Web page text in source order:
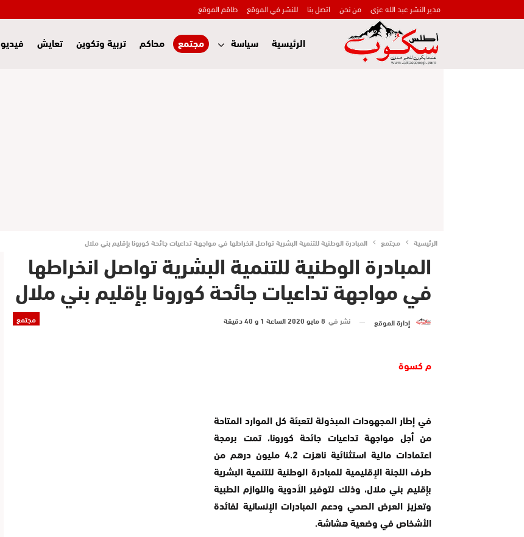
مدير النشر عبد الله عزي من نحن اتصل بنا للنشر في الموقع طاقم الموقع
الرئيسية سياسة مجتمع محاكم تربية وتكوين تعايش فيديو
الرئيسية مجتمع المبادرة الوطنية للتنمية البشرية تواصل انخراطها في مواجهة تداعيات جائحة كورونا بإقليم بني ملال
المبادرة الوطنية للتنمية البشرية تواصل انخراطها
في مواجهة تداعيات جائحة كورونا بإقليم بني ملال
مجتمع إدارة الموقع نشر في 8 مايو 2020 الساعة 1 و 40 دقيقة
م كسوة
في إطار المجهودات المبذولة لتعبئة كل الموارد المتاحة
من أجل مواجهة تداعيات جائحة كورونا، تمت برمجة
اعتمادات مالية استثنائية ناهزت 4.2 مليون درهم من
طرف اللجنة الإقليمية للمبادرة الوطنية للتنمية البشرية
بإقليم بني ملال، وذلك لتوفير الأدوية واللوازم الطبية
وتعزيز العرض الصحي ودعم المبادرات الإنسانية لفائدة
الأشخاص في وضعية هشاشة.